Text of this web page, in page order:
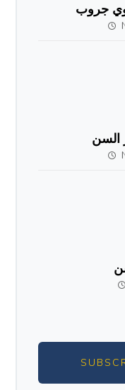
جروب
السن